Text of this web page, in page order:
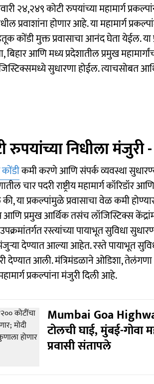
२४,२४९ कोटी रुपयांच्या महामार्ग
प्रवाशांना होणार आहे. या महामार्ग
कोंडी मुक्त प्रवासाचा आनंद घेता येईल.
आणि मध्य प्रदेशातील प्रमुख
सुधारणा होईल. त्याचसोबत
निधीला मंजुरी -
कमी करणे आणि संपर्क व्यवस्था
चार पदरी राष्ट्रीय महामार्ग कॉरिडॉर
या प्रकल्पांमुळे प्रवासाचा वेळ कमी
प्रमुख आर्थिक तसंच लॉजिस्टिक्स
रस्त्यांच्या पायाभूत सुविधा
मंजुऱ्या देण्यात आल्या आहेत. रस्ते पायाभूत
देण्यात आली. मंत्रिमंडळाने ओडिशा,
प्रकल्पांना मंजुरी दिली आहे.
Mumbai Goa
टोलची घाई, मुंबई-गोवा
प्रवासी संतापले